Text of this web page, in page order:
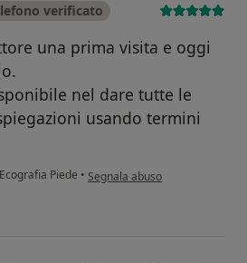
verificato
una prima visita e oggi
nel dare tutte le
usando termini
Ecografia Piede • secondo l'opinione dell'utente
Segnala abuso